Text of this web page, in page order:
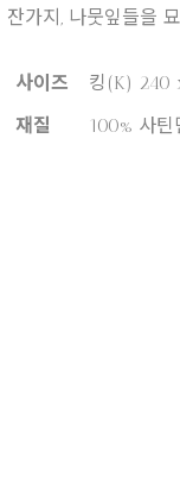
잔가지, 나뭇잎들을
사이즈
킹(K) 240
재질
100% 사틴